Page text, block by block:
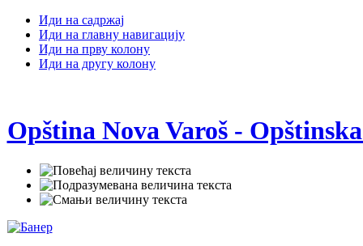
Иди на садржај
Иди на главну навигацију
Иди на прву колону
Иди на другу колону
Opština Nova Varoš -